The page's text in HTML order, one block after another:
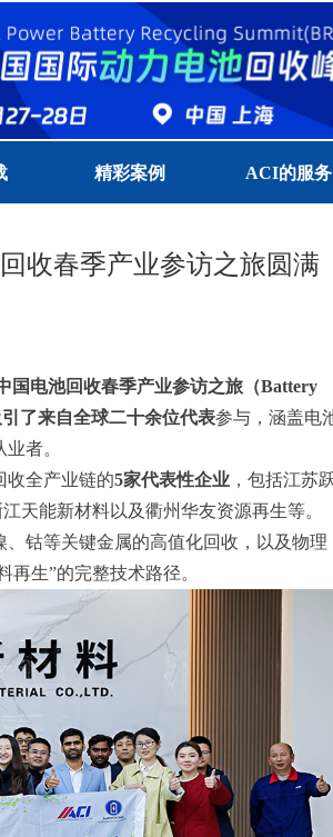
精彩案例 ACI的服务
收春季产业参访之旅圆满
国电池回收春季产业参访之旅（Battery
了来自全球二十余位代表参与，涵盖电
者。
收全产业链的5家代表性企业 ，包括江苏
天能新材料以及衢州华友资源再生等。
钴等关键金属的高值化回收，以及物理
生”的完整技术路径。